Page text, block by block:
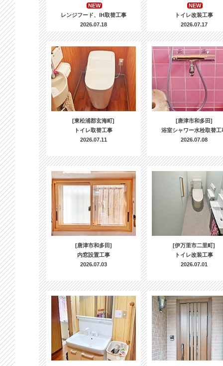
NEW
レンジフード、IH取替工事
2026.07.18
NEW
トイレ改装工事
2026.07.17
[東松浦郡玄海町]
トイレ取替工事
2026.07.11
[唐津市和多田]
浴室シャワー水栓取替工
2026.07.08
[唐津市和多田]
内窓設置工事
2026.07.03
[伊万里市二里町]
トイレ改装工事
2026.07.01